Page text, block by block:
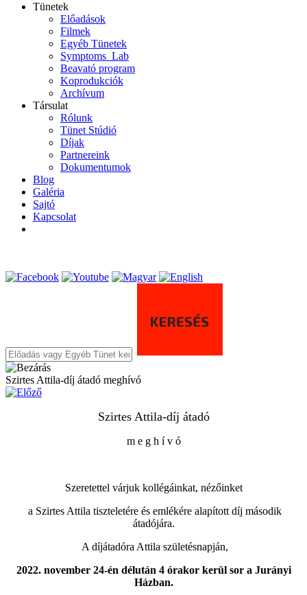
Tünetek
Előadások
Filmek
Egyéb Tünetek
Symptoms_Lab
Beavató program
Koprodukciók
Archívum
Társulat
Rólunk
Tünet Stúdió
Díjak
Partnereink
Dokumentumok
Blog
Galéria
Sajtó
Kapcsolat
Szirtes Attila-díj átadó meghívó
Szirtes Attila-díj átadó
m e g h í v ó
Szeretettel várjuk kollégáinkat, nézőinket
a Szirtes Attila tiszteletére és emlékére alapított díj második
átadójára.
A díjátadóra Attila születésnapján,
2022. november 24-én délután 4 órakor kerül sor a Jurányi
Házban.